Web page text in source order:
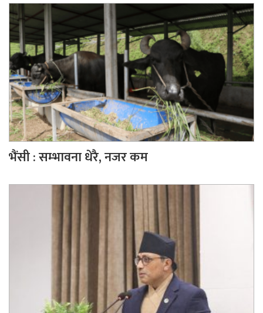
भैंसी : सम्भावना धेरै, नजर कम